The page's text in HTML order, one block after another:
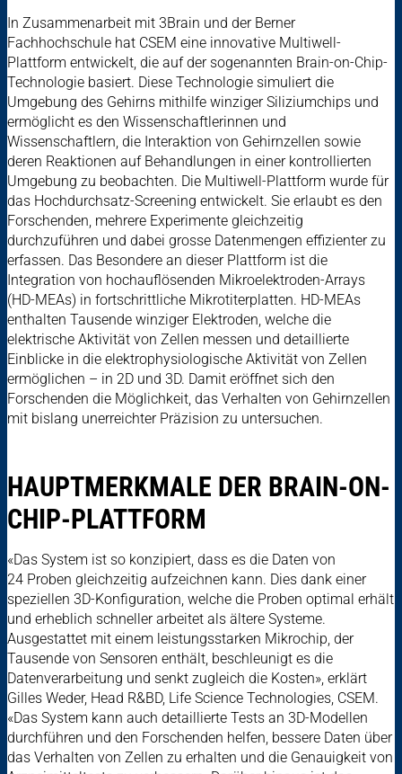
In Zusammenarbeit mit 3Brain und der Berner
Fachhochschule hat CSEM eine innovative Multiwell-
Plattform entwickelt, die auf der sogenannten Brain-on-Chip-
Technologie basiert. Diese Technologie simuliert die
Umgebung des Gehirns mithilfe winziger Siliziumchips und
ermöglicht es den Wissenschaftlerinnen und
Wissenschaftlern, die Interaktion von Gehirnzellen sowie
deren Reaktionen auf Behandlungen in einer kontrollierten
Umgebung zu beobachten. Die Multiwell-Plattform wurde für
das Hochdurchsatz-Screening entwickelt. Sie erlaubt es den
Forschenden, mehrere Experimente gleichzeitig
durchzuführen und dabei grosse Datenmengen effizienter zu
erfassen. Das Besondere an dieser Plattform ist die
Integration von hochauflösenden Mikroelektroden-Arrays
(HD-MEAs) in fortschrittliche Mikrotiterplatten. HD-MEAs
enthalten Tausende winziger Elektroden, welche die
elektrische Aktivität von Zellen messen und detaillierte
Einblicke in die elektrophysiologische Aktivität von Zellen
ermöglichen – in 2D und 3D. Damit eröffnet sich den
Forschenden die Möglichkeit, das Verhalten von Gehirnzellen
mit bislang unerreichter Präzision zu untersuchen.
HAUPTMERKMALE DER BRAIN-ON-
CHIP-PLATTFORM
«Das System ist so konzipiert, dass es die Daten von
24 Proben gleichzeitig aufzeichnen kann. Dies dank einer
speziellen 3D-Konfiguration, welche die Proben optimal erhält
und erheblich schneller arbeitet als ältere Systeme.
Ausgestattet mit einem leistungsstarken Mikrochip, der
Tausende von Sensoren enthält, beschleunigt es die
Datenverarbeitung und senkt zugleich die Kosten», erklärt
Gilles Weder, Head R&BD, Life Science Technologies, CSEM.
«Das System kann auch detaillierte Tests an 3D-Modellen
durchführen und den Forschenden helfen, bessere Daten über
das Verhalten von Zellen zu erhalten und die Genauigkeit von